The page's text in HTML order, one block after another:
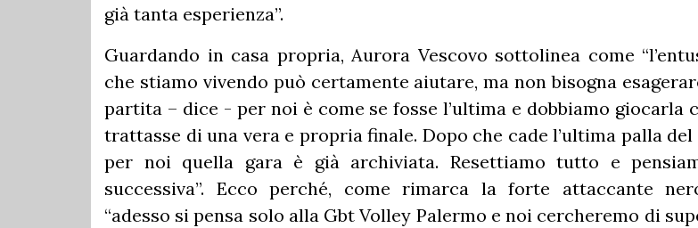
già tanta esperienza”.
Guardando in casa propria, Aurora Vescovo sottolinea come
che stiamo vivendo può certamente aiutare, ma non bisogna
partita – dice - per noi è come se fosse l’ultima e dobbiamo giocarla
trattasse di una vera e propria finale. Dopo che cade l’ultima palla del
per noi quella gara è già archiviata. Resettiamo tutto e
successiva”. Ecco perché, come rimarca la forte attaccante
“adesso si pensa solo alla Gbt Volley Palermo e noi cercheremo di